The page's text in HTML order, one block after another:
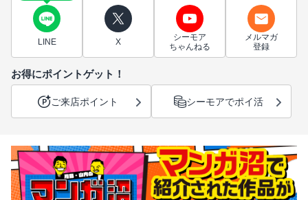
LINE X
シーモア
ちゃんねる
メルマガ
登録
お得にポイントゲット！
ご来店ポイント シーモアでポイ活